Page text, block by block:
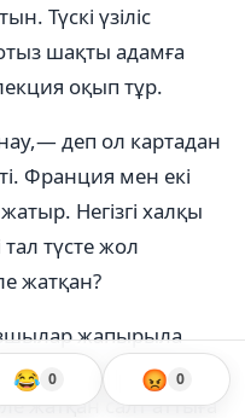
Түскі үзіліс
шақты адамға
оқып тұр.
деп ол картадан
Франция мен екі
Негізгі халқы
түсте жол
жатқан?
жапырыла
қара топырағына
жатқан салт аттыға
😂 0 😡 0